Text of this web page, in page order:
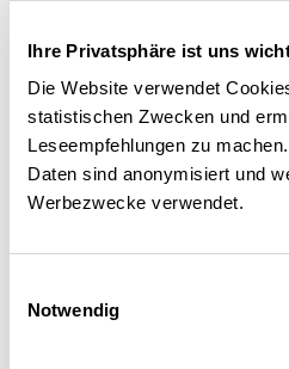
Ihre Privatsphäre ist uns
Die Website verwendet
statistischen Zwecken und
Leseempfehlungen zu
Daten sind anonymisiert und
Werbezwecke verwendet.
Notwendig
Welchen
Schweiz?
WIRTSCHAFTSPOLITIK